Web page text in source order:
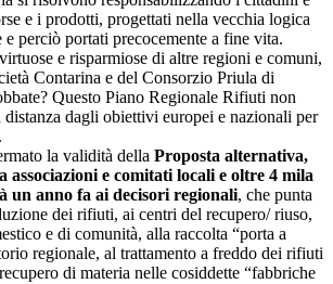
e i prodotti, progettati nella vecchia logica
e perciò portati precocemente a fine vita.
e risparmiose di altre regioni e comuni,
Contarina e del Consorzio Priula di
Questo Piano Regionale Rifiuti non
distanza dagli obiettivi europei e nazionali per
la validità della Proposta alternativa,
associazioni e comitati locali e oltre 4 mila
un anno fa ai decisori regionali, che punta
dei rifiuti, ai centri del recupero/ riuso,
e di comunità, alla raccolta “porta a
regionale, al trattamento a freddo dei rifiuti
di materia nelle cosiddette “fabbriche